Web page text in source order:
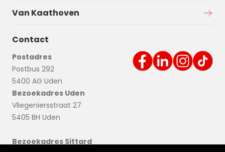
Van Kaathoven
Contact
Postadres
Postbus 292
5400 AG Uden
Bezoekadres Uden
Vliegeniersstraat 27
5405 BH Uden
Bezoekadres Sittard